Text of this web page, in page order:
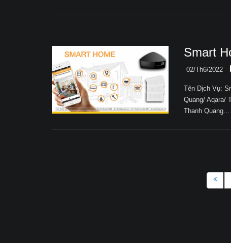
Smart
02/Th6/2022
Tên Dịch Vụ:
Quang/ Aqara/
Thanh Quang...